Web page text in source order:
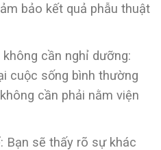
bảo kết quả phẫu thuật
cần nghỉ dưỡng:
cuộc sống bình thường
cần phải nằm viện
Bạn sẽ thấy rõ sự khác